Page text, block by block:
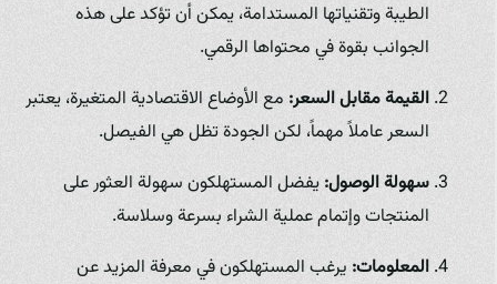
الطيبة وتقنياتها المستدامة، يمكن أن تؤكد على هذه
الجوانب بقوة في محتواها الرقمي.
القيمة مقابل السعر:مع الأوضاع الاقتصادية المتغيرة، يعتبر
السعر عاملاً مهماً، لكن الجودة تظل هي الفيصل.
سهولة الوصول:يفضل المستهلكون سهولة العثور على
المنتجات وإتمام عملية الشراء بسرعة وسلاسة.
المعلومات:يرغب المستهلكون في معرفة المزيد عن